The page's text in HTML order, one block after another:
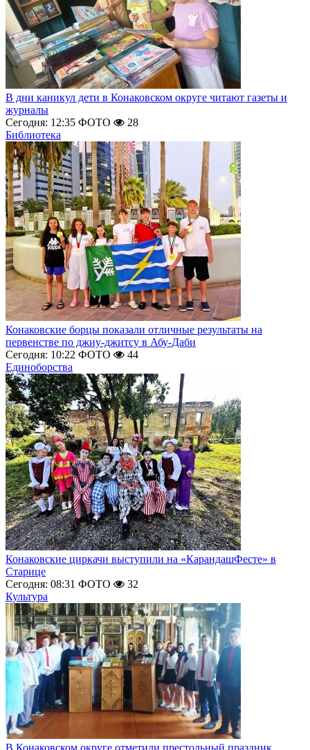
В дни каникул дети в Конаковском округе читают газеты и
журналы
Сегодня: 12:35 ФОТО
28
Библиотека
Конаковские борцы показали отличные результаты на
первенстве по джиу-джитсу в Абу-Даби
Сегодня: 10:22 ФОТО
44
Единоборства
Конаковские циркачи выступили на «КарандашФесте» в
Старице
Сегодня: 08:31 ФОТО
32
Культура
В Конаковском округе отметили престольный праздник